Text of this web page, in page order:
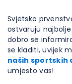
Svjetsko
ostvaruju
dobro se
se kladiti, uvijek
naših sportskih
umjesto vas!